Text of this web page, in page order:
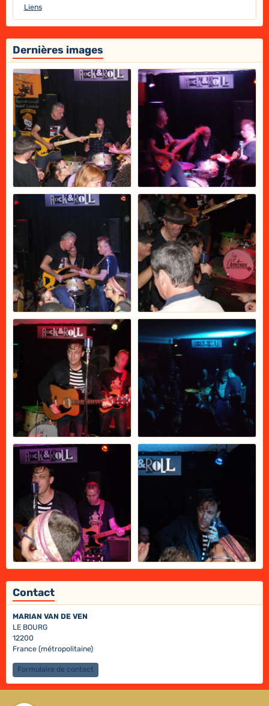
Liens
Dernières images
Contact
MARIAN VAN DE VEN
LE BOURG
12200
France (métropolitaine)
Formulaire de contact